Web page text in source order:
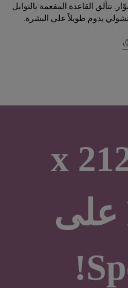
تتألق القاعدة المفعمة بالتوابل
يدوم طويلاً على البشرة.
Rauw‏‎ على